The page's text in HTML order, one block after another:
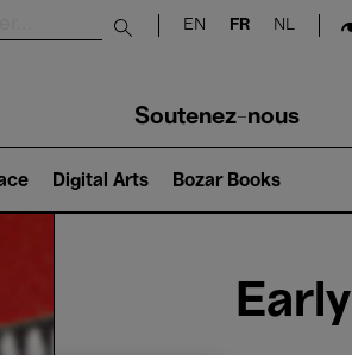
Submit search
EN FR NL
Soutenez-nous
Digital Arts Bozar Books
Early